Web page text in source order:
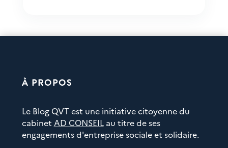
À PROPOS
Le Blog QVT est une initiative citoyenne du
cabinet AD CONSEILau titre de ses
engagements d'entreprise sociale et solidaire.